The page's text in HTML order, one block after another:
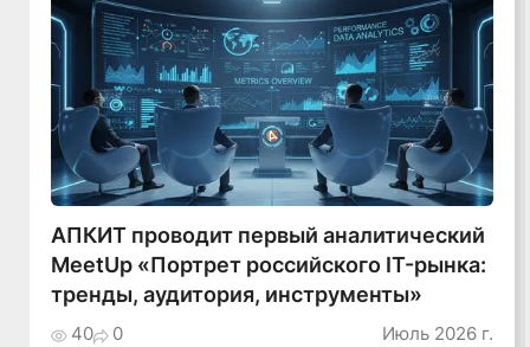
АПКИТ проводит первый аналитический
MeetUp «Портрет российского IT-рынка:
тренды, аудитория, инструменты»
40 0 Июль 2026 г.